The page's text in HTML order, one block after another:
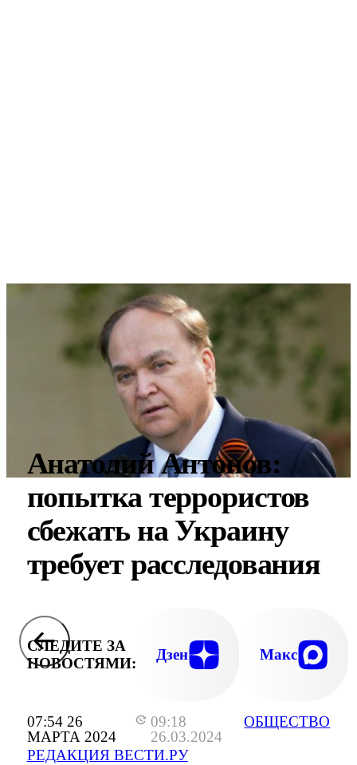
07:54 26
МАРТА 2024
09:18
26.03.2024
РЕДАКЦИЯ ВЕСТИ.РУ
ОБЩЕСТВО
Анатолий Антонов:
попытка террористов
сбежать на Украину
требует расследования
СЛЕДИТЕ ЗА
НОВОСТЯМИ:
Дзен Макс